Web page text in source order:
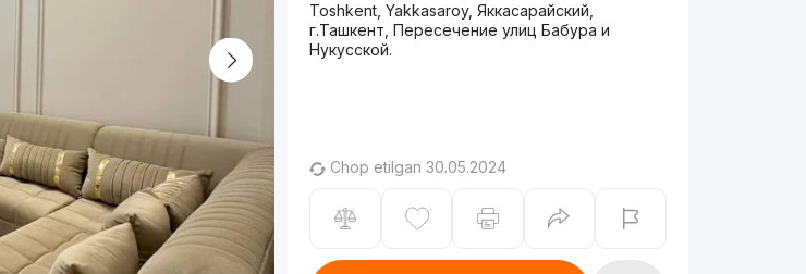
Toshkent, Yakkasaroy, Яккасарайский,
г.Ташкент, Пересечение улиц Бабура и
Нукусской.
Chop etilgan 30.05.2024